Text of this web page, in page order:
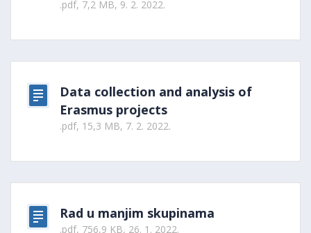
.pdf, 7,2 MB, 9. 2. 2022.
Data collection and analysis of
Erasmus projects
.pdf, 15,3 MB, 7. 2. 2022.
Rad u manjim skupinama
.pdf, 756,9 KB, 26. 1. 2022.